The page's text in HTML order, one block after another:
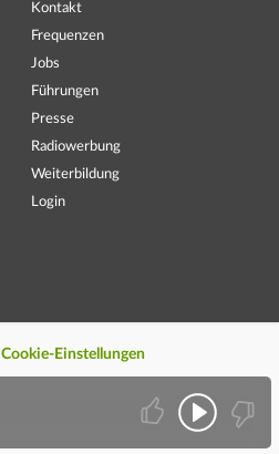
Kontakt
Frequenzen
Jobs
Führungen
Presse
Radiowerbung
Weiterbildung
Login
Cookie-Einstellungen